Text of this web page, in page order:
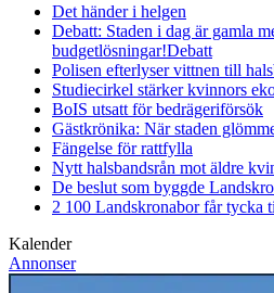
Det händer i helgen
Debatt: Staden i dag är gamla
budgetlösningar!Debatt
Polisen efterlyser vittnen till
Studiecirkel stärker kvinnors
BoIS utsatt för bedrägeriförsök
Gästkrönika: När staden
Fängelse för rattfylla
Nytt halsbandsrån mot äldre
De beslut som byggde
2 100 Landskronabor får tycka
Kalender
Annonser